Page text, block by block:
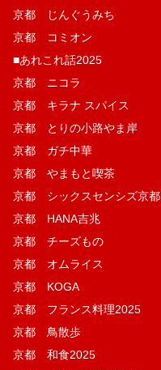
京都 じんぐうみち
京都 コミオン
■あれこれ話2025
京都 ニコラ
京都 キラナ スパイス
京都 とりの小路やま岸
京都 ガチ中華
京都 やまもと喫茶
京都 シックスセンシズ京都
京都 HANA吉兆
京都 チーズもの
京都 オムライス
京都 KOGA
京都 フランス料理2025
京都 鳥散歩
京都 和食2025